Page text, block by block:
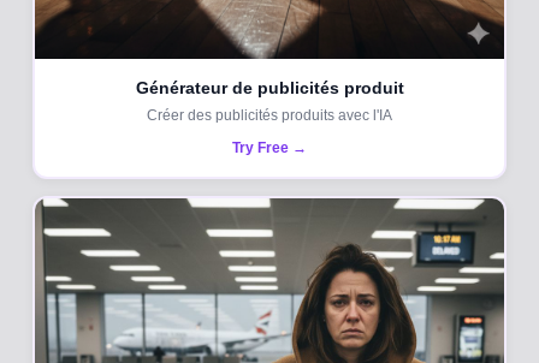
Générateur de publicités produit
Créer des publicités produits avec l'IA
Try Free →